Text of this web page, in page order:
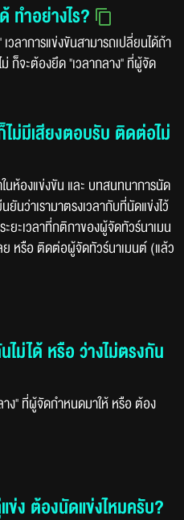
ทำอย่างไร?
วลาการแข่งขันสามารถเปลี่ยนได้ถ้า
ก็จะต้องยึด "เวลากลาง" ที่ผู้จัด
ม่มีเสียงตอบรับ ติดต่อไม่
นห้องแข่งขัน และ บทสนทนาการนัด
นว่าเรามาตรงเวลากับที่นัดแข่งไว้
ยะเวลาที่กติกาของผู้จัดทัวร์นาเมน
ย หรือ ติดต่อผู้จัดทัวร์นาเมนต์ (แล้ว
ม่ได้ หรือ ว่างไม่ตรงกัน
ง" ที่ผู้จัดกำหนดมาให้ หรือ ต้อง
ง ต้องนัดแข่งไหมครับ?